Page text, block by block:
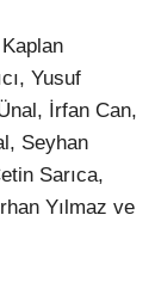
Yusuf
İrfan Can,
Seyhan
Sarıca,
Yılmaz ve